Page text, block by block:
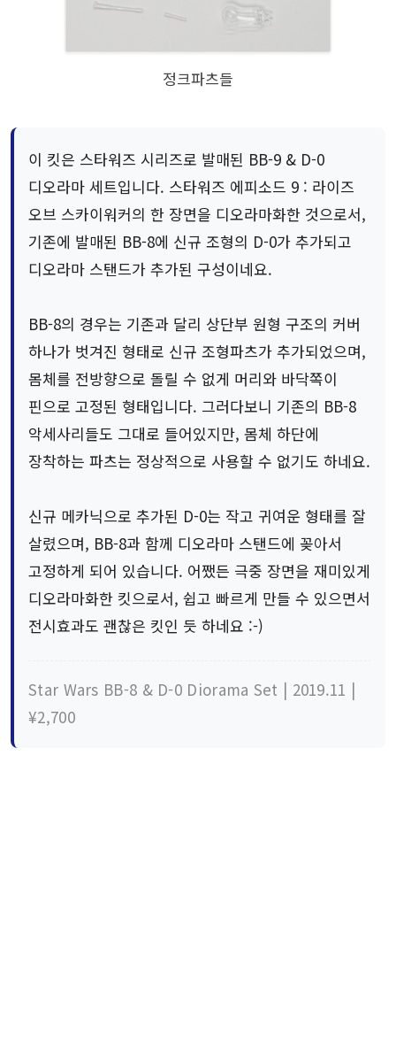
정크파츠들
이 킷은 스타워즈 시리즈로 발매된 BB-9 & D-0
디오라마 세트입니다. 스타워즈 에피소드 9 : 라이즈
오브 스카이워커의 한 장면을 디오라마화한 것으로서,
기존에 발매된 BB-8에 신규 조형의 D-0가 추가되고
디오라마 스탠드가 추가된 구성이네요.
BB-8의 경우는 기존과 달리 상단부 원형 구조의 커버
하나가 벗겨진 형태로 신규 조형파츠가 추가되었으며,
몸체를 전방향으로 돌릴 수 없게 머리와 바닥쪽이
핀으로 고정된 형태입니다. 그러다보니 기존의 BB-8
악세사리들도 그대로 들어있지만, 몸체 하단에
장착하는 파츠는 정상적으로 사용할 수 없기도 하네요.
신규 메카닉으로 추가된 D-0는 작고 귀여운 형태를 잘
살렸으며, BB-8과 함께 디오라마 스탠드에 꽂아서
고정하게 되어 있습니다. 어쨌든 극중 장면을 재미있게
디오라마화한 킷으로서, 쉽고 빠르게 만들 수 있으면서
전시효과도 괜찮은 킷인 듯 하네요 :-)
Star Wars BB-8 & D-0 Diorama Set | 2019.11 |
¥2,700